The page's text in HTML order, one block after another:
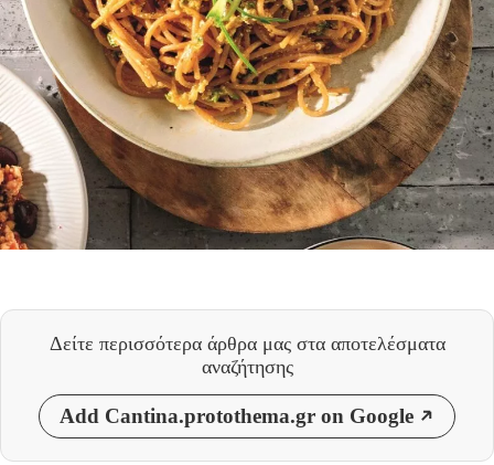
Δείτε περισσότερα άρθρα μας στα αποτελέσματα
αναζήτησης
Add Cantina.protothema.gr on Google